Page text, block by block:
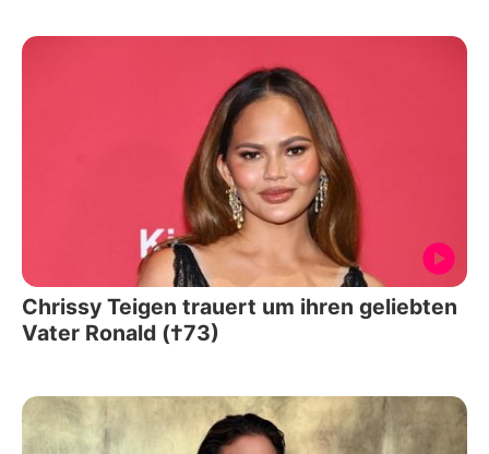
Chrissy Teigen trauert um ihren geliebten
Vater Ronald (†73)